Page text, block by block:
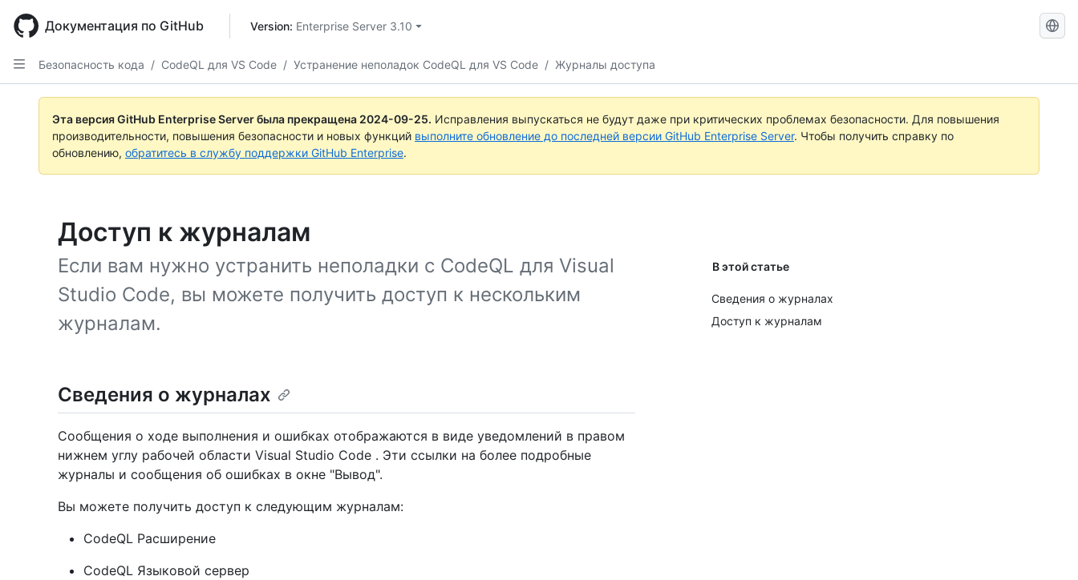
main
content
Документация по GitHub Version: Enterprise Server 3.10
Search
Безопасность кода / CodeQL для VS Code / Устранение неполадок CodeQL для VS Code / Журналы доступа
Эта версия GitHub Enterprise Server была прекращена 2024-09-25. Исправления выпускаться не будут даже при критических проблемах безопасности. Для повышения
производительности, повышения безопасности и новых функций выполните обновление до последней версии GitHub Enterprise Server. Чтобы получить справку по
обновлению, обратитесь в службу поддержки GitHub Enterprise.
Доступ к журналам
Если вам нужно устранить неполадки с CodeQL для Visual
Studio Code, вы можете получить доступ к нескольким
журналам.
В этой статье
Сведения о журналах
Доступ к журналам
Сведения о журналах
Сообщения о ходе выполнения и ошибках отображаются в виде уведомлений в правом
нижнем углу рабочей области Visual Studio Code . Эти ссылки на более подробные
журналы и сообщения об ошибках в окне "Вывод".
Вы можете получить доступ к следующим журналам:
CodeQL Расширение
CodeQL Языковой сервер